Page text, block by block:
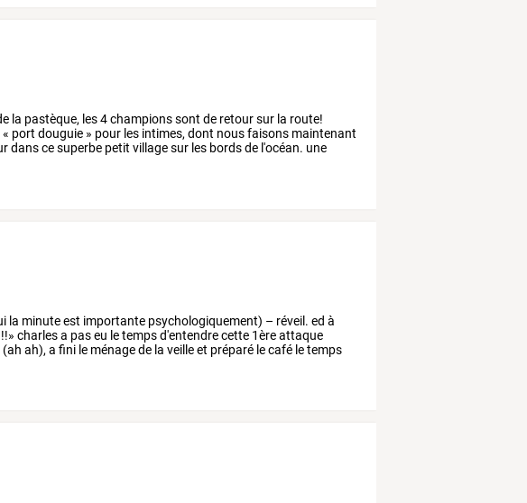
la pastèque, les4championssont de retoursur la route!
« port douguie » pour les intimes, dont nousfaisons maintenant
danscesuperbe petit villagesur les bordsde l'océan. une
la minuteest importante psychologiquement) – réveil. ed à
charlesa paseu letempsd'entendrecette 1èreattaque
(ah ah), a fini le ménagede la veilleet préparé lecafé letemps